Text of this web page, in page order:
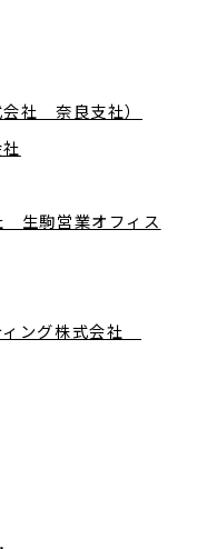
会社 奈良支社）
生駒営業オフィス
ィング株式会社